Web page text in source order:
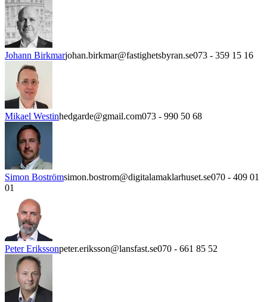
Johann Birkmarjohan.birkmar@fastighetsbyran.se073 - 359 15 16
Mikael Westinhedgarde@gmail.com073 - 990 50 68
Simon Boströmsimon.bostrom@digitalamaklarhuset.se070 - 409 01
01
Peter Erikssonpeter.eriksson@lansfast.se070 - 661 85 52